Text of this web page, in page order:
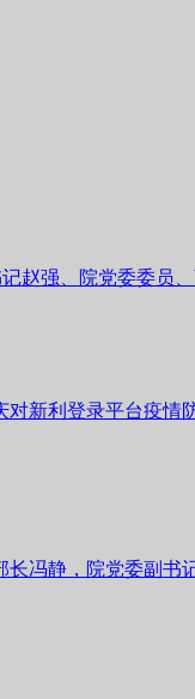
记赵强、院党委委员
新利登录平台疫情
长冯静，院党委副书